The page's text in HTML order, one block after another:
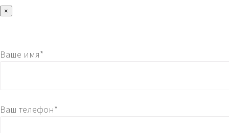
×
Ваше имя*
Ваш телефон*